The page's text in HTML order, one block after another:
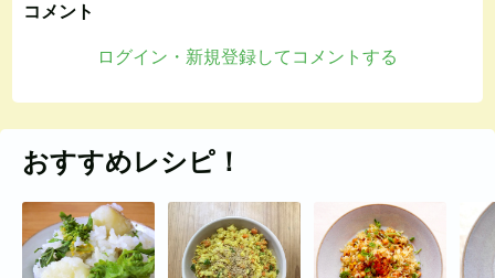
コメント
ログイン・新規登録してコメントする
おすすめレシピ！